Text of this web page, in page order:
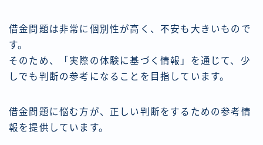
借金問題は非常に個別性が高く、不安も大きいもので
す。
そのため、「実際の体験に基づく情報」を通じて、少
しでも判断の参考になることを目指しています。
借金問題に悩む方が、正しい判断をするための参考情
報を提供しています。